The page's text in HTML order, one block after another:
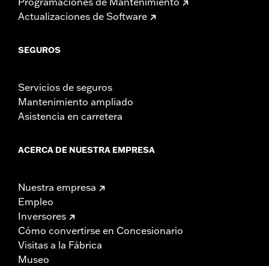
Actualizaciones de Software
SEGUROS
Servicios de seguros
Mantenimiento ampliado
Asistencia en carretera
ACERCA DE NUESTRA EMPRESA
Nuestra empresa
Empleo
Inversores
Cómo convertirse en Concesionario
Visitas a la Fábrica
Museo